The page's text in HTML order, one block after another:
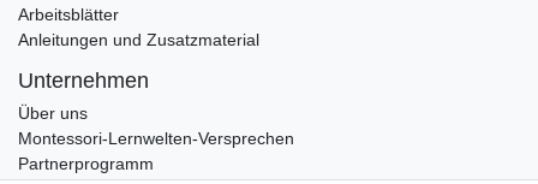
Arbeitsblätter
Anleitungen und Zusatzmaterial
Unternehmen
Über uns
Montessori-Lernwelten-Versprechen
Partnerprogramm